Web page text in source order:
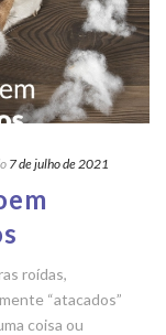
7 de julho de 2021
roídas,
“atacados”
coisa ou